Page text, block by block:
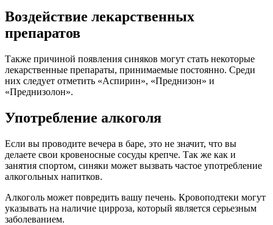
Воздействие лекарственных
препаратов
Также причиной появления синяков могут стать некоторые
лекарственные препараты, принимаемые постоянно. Среди
них следует отметить «Аспирин», «Преднизон» и
«Преднизолон».
Употребление алкоголя
Если вы проводите вечера в баре, это не значит, что вы
делаете свои кровеносные сосуды крепче. Так же как и
занятия спортом, синяки может вызвать частое употребление
алкогольных напитков.
Алкоголь может повредить вашу печень. Кровоподтеки могут
указывать на наличие цирроза, который является серьезным
заболеванием.